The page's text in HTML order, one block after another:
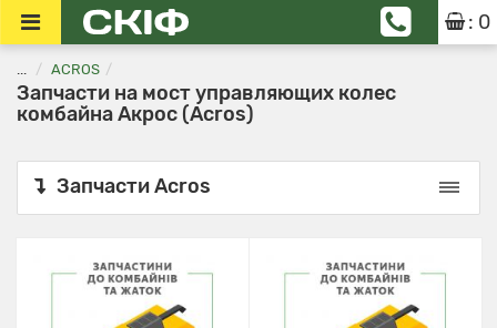
: 0
... ACROS
Запчасти на мост управляющих колес
комбайна Акрос (Acros)
Запчасти Acros